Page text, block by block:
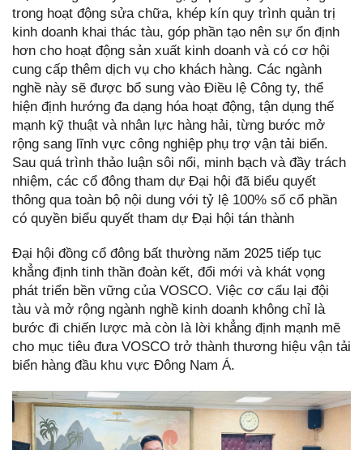
trong hoạt động sửa chữa, khép kín quy trình quản trị
kinh doanh khai thác tàu, góp phần tạo nên sự ổn định
hơn cho hoạt động sản xuất kinh doanh và có cơ hội
cung cấp thêm dịch vụ cho khách hàng. Các ngành
nghề này sẽ được bổ sung vào Điều lệ Công ty, thể
hiện định hướng đa dạng hóa hoạt động, tận dụng thế
mạnh kỹ thuật và nhân lực hàng hải, từng bước mở
rộng sang lĩnh vực công nghiệp phụ trợ vận tải biển.
Sau quá trình thảo luận sôi nổi, minh bạch và đầy trách
nhiệm, các cổ đông tham dự Đại hội đã biểu quyết
thông qua toàn bộ nội dung với tỷ lệ 100% số cổ phần
có quyền biểu quyết tham dự Đại hội tán thành
Đại hội đồng cổ đông bất thường năm 2025 tiếp tục
khẳng định tinh thần đoàn kết, đổi mới và khát vọng
phát triển bền vững của VOSCO. Việc cơ cấu lại đội
tàu và mở rộng ngành nghề kinh doanh không chỉ là
bước đi chiến lược mà còn là lời khẳng định mạnh mẽ
cho mục tiêu đưa VOSCO trở thành thương hiệu vận tải
biển hàng đầu khu vực Đông Nam Á.